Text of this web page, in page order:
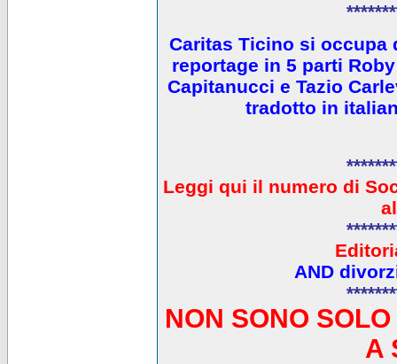
Caritas Ticino si occupa
reportage in 5 parti
Capitanucci e Tazio
tradotto in
Leggi qui il numero di
AND
NON SONO
A